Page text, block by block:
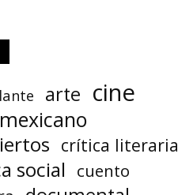
arte cine
crítica literaria
social
cuento